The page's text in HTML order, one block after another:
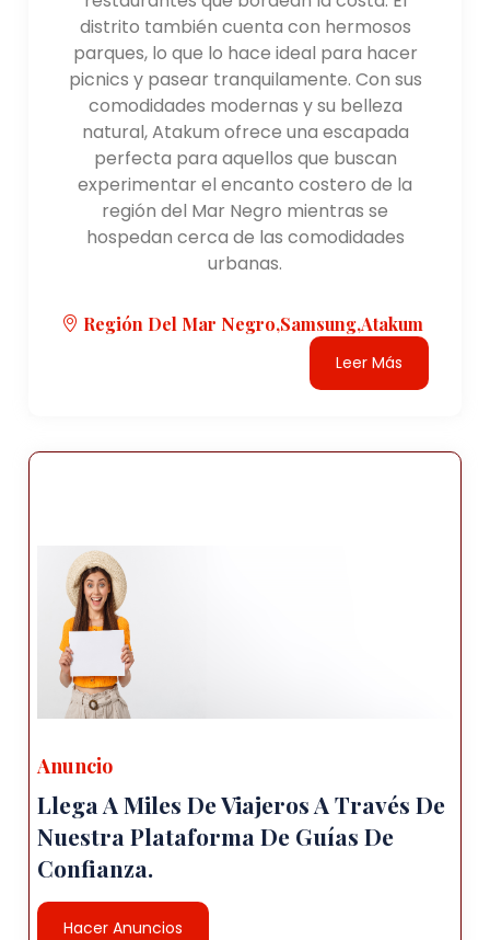
distrito también cuenta con hermosos
parques, lo que lo hace ideal para hacer
picnics y pasear tranquilamente. Con sus
comodidades modernas y su belleza
natural, Atakum ofrece una escapada
perfecta para aquellos que buscan
experimentar el encanto costero de la
región del Mar Negro mientras se
hospedan cerca de las comodidades
urbanas.
Región Del Mar Negro,Samsung,Atakum
Leer Más
Anuncio
Llega A Miles De Viajeros A Través De
Nuestra Plataforma De Guías De
Confianza.
Hacer Anuncios